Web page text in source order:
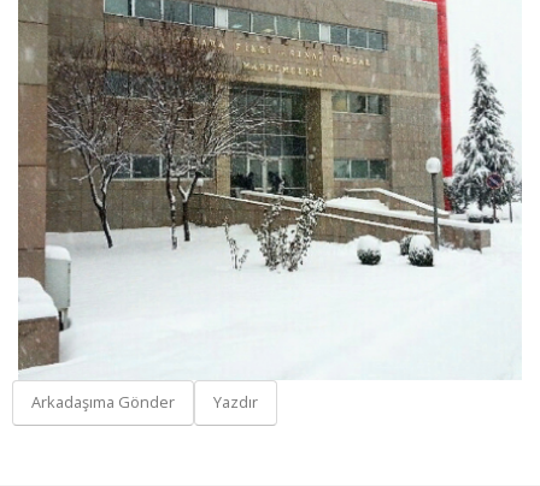
Arkadaşıma Gönder Yazdır